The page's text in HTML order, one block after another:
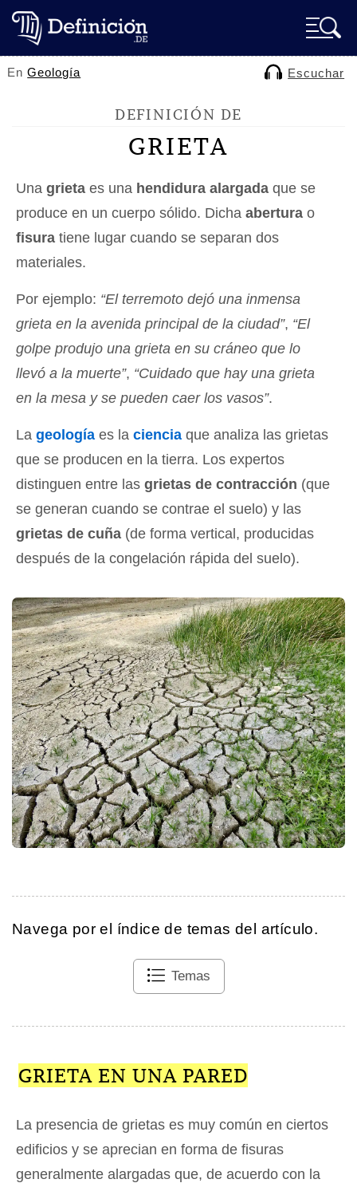
EnGeología Escuchar
DEFINICIÓN DE
GRIETA
Una grieta es una hendidura alargada que se
produce en un cuerpo sólido. Dicha abertura o
fisura tiene lugar cuando se separan dos
materiales.
Por ejemplo: “El terremoto dejó una inmensa
grieta en la avenida principal de la ciudad”, “El
golpe produjo una grieta en su cráneo que lo
llevó a la muerte”, “Cuidado que hay una grieta
en la mesa y se pueden caer los vasos”.
La geología es la ciencia que analiza las grietas
que se producen en la tierra. Los expertos
distinguen entre las grietas de contracción (que
se generan cuando se contrae el suelo) y las
grietas de cuña (de forma vertical, producidas
después de la congelación rápida del suelo).
Navega por el índice de temas del artículo.
Temas
GRIETA EN UNA PARED
La presencia de grietas es muy común en ciertos
edificios y se aprecian en forma de fisuras
generalmente alargadas que, de acuerdo con la